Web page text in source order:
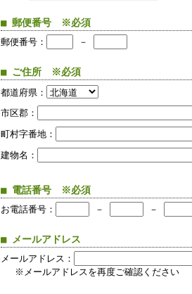
■ 郵便番号 ※必須
郵便番号： －
■ ご住所 ※必須
都道府県：
市区郡：
町村字番地：
建物名：
■ 電話番号 ※必須
お電話番号： － －
■ メールアドレス
メールアドレス：
※メールアドレスを再度ご確認ください